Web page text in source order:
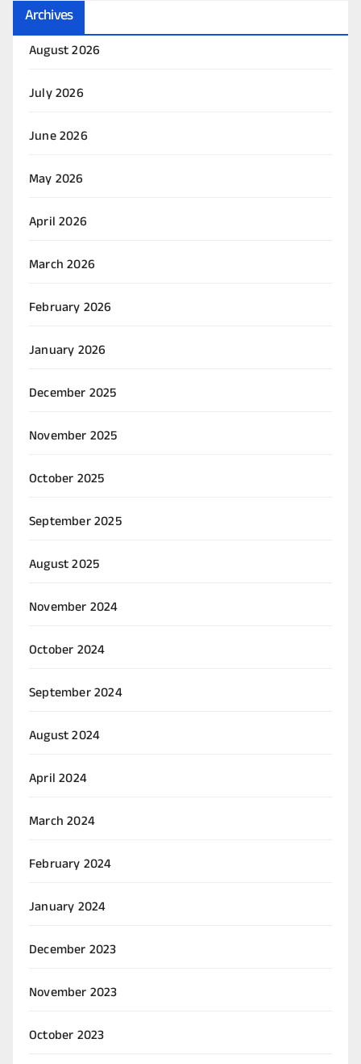
Archives
August 2026
July 2026
June 2026
May 2026
April 2026
March 2026
February 2026
January 2026
December 2025
November 2025
October 2025
September 2025
August 2025
November 2024
October 2024
September 2024
August 2024
April 2024
March 2024
February 2024
January 2024
December 2023
November 2023
October 2023